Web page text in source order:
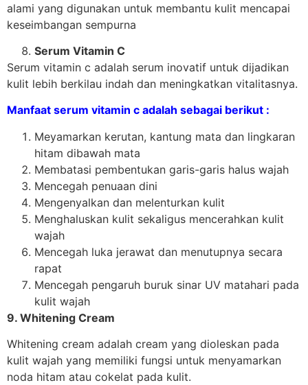
alami yang digunakan untuk membantu kulit mencapai
keseimbangan sempurna
Serum Vitamin C
Serum vitamin c adalah serum inovatif untuk dijadikan
kulit lebih berkilau indah dan meningkatkan vitalitasnya.
Manfaat serum vitamin c adalah sebagai berikut :
Meyamarkan kerutan, kantung mata dan lingkaran
hitam dibawah mata
Membatasi pembentukan garis-garis halus wajah
Mencegah penuaan dini
Mengenyalkan dan melenturkan kulit
Menghaluskan kulit sekaligus mencerahkan kulit
wajah
Mencegah luka jerawat dan menutupnya secara
rapat
Mencegah pengaruh buruk sinar UV matahari pada
kulit wajah
9. Whitening Cream
Whitening cream adalah cream yang dioleskan pada
kulit wajah yang memiliki fungsi untuk menyamarkan
noda hitam atau cokelat pada kulit.